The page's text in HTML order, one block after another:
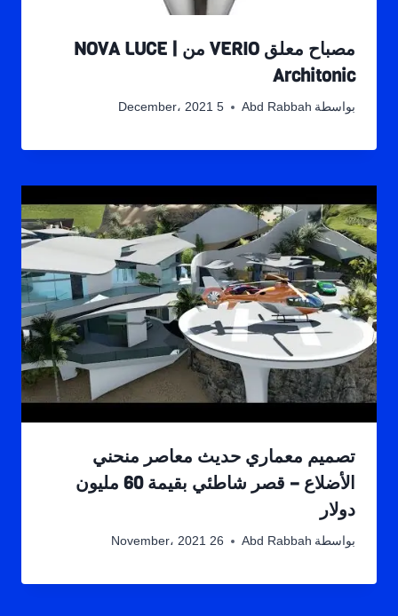
مصباح معلق VERIO من NOVA LUCE |
Architonic
بواسطة Abd Rabbah 5 December، 2021
تصميم معماري حديث معاصر منحني
الأضلاع – قصر شاطئي بقيمة 60 مليون
دولار
بواسطة Abd Rabbah 26 November، 2021